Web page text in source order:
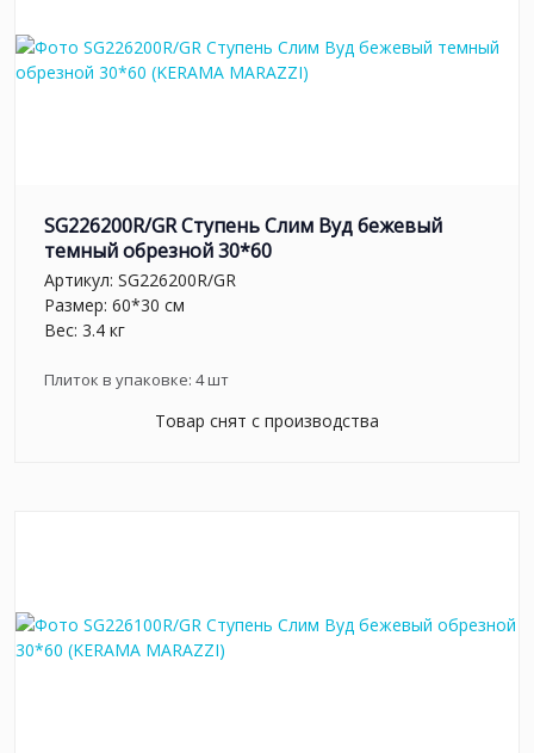
SG226200R/GR Ступень Слим Вуд бежевый
темный обрезной 30*60
Артикул: SG226200R/GR
Размер: 60*30 см
Вес: 3.4 кг
Плиток в упаковке: 4шт
Товар снят с производства